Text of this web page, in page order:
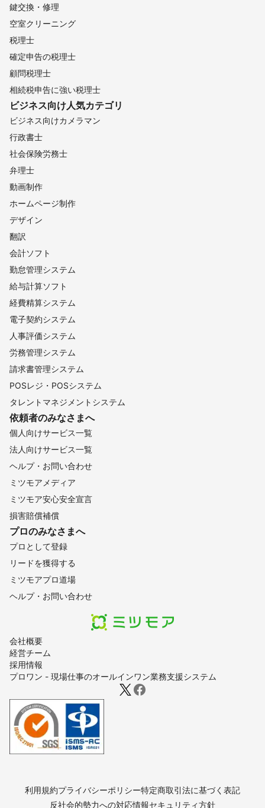
会社概要
経営チーム
採用情報
プロワン - 現場仕事のオールインワン業務支援システム
鍵交換・修理
空室クリーニング
税理士
確定申告の税理士
顧問税理士
相続税申告に強い税理士
ビジネス向け人気カテゴリ
ビジネス向けカメラマン
行政書士
社会保険労務士
弁理士
動画制作
ホームページ制作
デザイン
翻訳
会計ソフト
勤怠管理システム
給与計算ソフト
経費精算システム
電子契約システム
人事評価システム
労務管理システム
請求書管理システム
POSレジ・POSシステム
タレントマネジメントシステム
依頼者のみなさまへ
個人向けサービス一覧
法人向けサービス一覧
ヘルプ・お問い合わせ
ミツモアメディア
ミツモア安心安全宣言
損害賠償補償
プロのみなさまへ
プロとして登録
リードを獲得する
ミツモアプロ道場
ヘルプ・お問い合わせ
利用規約プライバシーポリシー特定商取引法に基づく表記
反社会的勢力への対応情報セキュリティ方針